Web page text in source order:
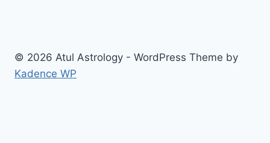
© 2026 Atul Astrology - WordPress Theme by
Kadence WP